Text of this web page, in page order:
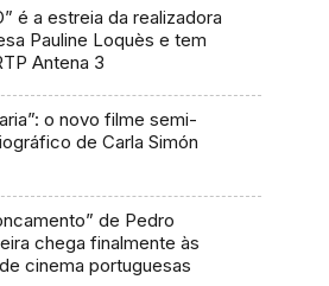
é a estreia da realizadora
Pauline Loquès e tem
Antena 3
o novo filme semi-
de Carla Simón
de Pedro
chega finalmente às
cinema portuguesas